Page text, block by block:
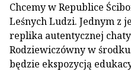
Chcemy w Republice
Leśnych Ludzi. Jednym z
replika autentycznej
Rodziewiczówny w
będzie ekspozycją